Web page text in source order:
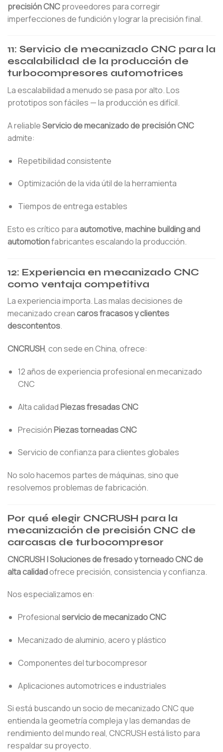
precisión CNCproveedores para corregir
imperfecciones de fundición y lograr la precisión final.
11: Servicio de mecanizado CNC para la
escalabilidad de la producción de
turbocompresores automotrices
La escalabilidad a menudo se pasa por alto. Los
prototipos son fáciles — la producción es difícil.
A reliableServicio de mecanizado de precisión CNC
admite:
Repetibilidad consistente
Optimización de la vida útil de la herramienta
Tiempos de entrega estables
Esto es crítico para automotive, machine building and
automotionfabricantes escalando la producción.
12: Experiencia en mecanizado CNC
como ventaja competitiva
La experiencia importa. Las malas decisiones de
mecanizado creancaros fracasos y clientes
descontentos.
CNCRUSH, con sede en China, ofrece:
12 años de experiencia profesional en mecanizado
CNC
Alta calidadPiezas fresadas CNC
PrecisiónPiezas torneadas CNC
Servicio de confianza para clientes globales
No solo hacemos partes de máquinas, sino que
resolvemos problemas de fabricación.
Por qué elegir CNCRUSH para la
mecanización de precisión CNC de
carcasas de turbocompresor
CNCRUSH | Soluciones de fresado y torneado CNC de
alta calidadofrece precisión, consistencia y confianza.
Nos especializamos en:
Profesionalservicio de mecanizado CNC
Mecanizado de aluminio, acero y plástico
Componentes del turbocompresor
Aplicaciones automotrices e industriales
Si está buscando un socio de mecanizado CNC que
entienda la geometría compleja y las demandas de
rendimiento del mundo real, CNCRUSH está listo para
respaldar su proyecto.